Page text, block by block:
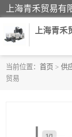
上海青禾
当前位置： 首页 > 供
贸易
酒类饮料报关
快递清关